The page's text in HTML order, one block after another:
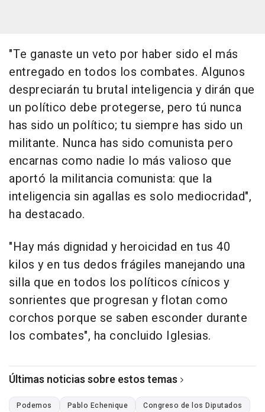
"Te ganaste un veto por haber sido el más
entregado en todos los combates. Algunos
despreciarán tu brutal inteligencia y dirán que
un político debe protegerse, pero tú nunca
has sido un político; tu siempre has sido un
militante. Nunca has sido comunista pero
encarnas como nadie lo más valioso que
aportó la militancia comunista: que la
inteligencia sin agallas es solo mediocridad",
ha destacado.
"Hay más dignidad y heroicidad en tus 40
kilos y en tus dedos frágiles manejando una
silla que en todos los políticos cínicos y
sonrientes que progresan y flotan como
corchos porque se saben esconder durante
los combates", ha concluido Iglesias.
Últimas noticias sobre estos temas
Podemos Pablo Echenique Congreso de los Diputados